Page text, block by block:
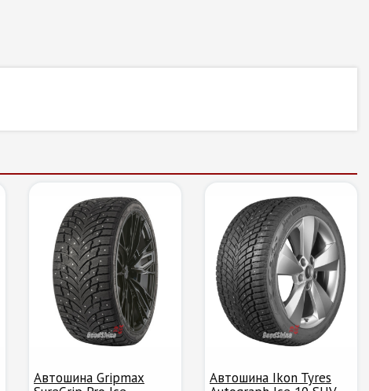
Автошина Gripmax
Автошина Ikon Tyres